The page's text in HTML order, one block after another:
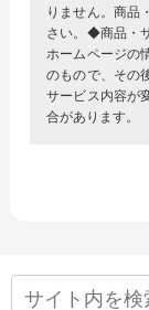
りません。商品
さい。◆商品・
ホームページの
のもので、その
サービス内容が
合があります。